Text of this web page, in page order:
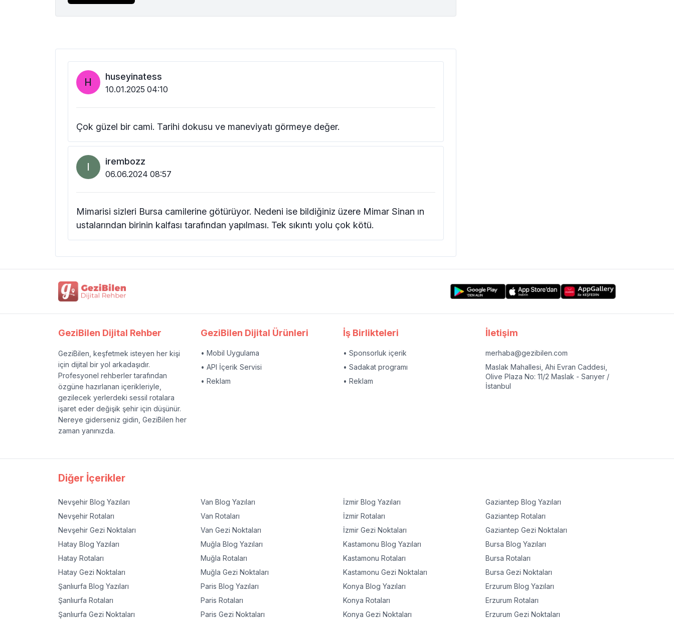
H huseyinatess
10.01.2025 04:10
Çok güzel bir cami. Tarihi dokusu ve maneviyatı görmeye değer.
I irembozz
06.06.2024 08:57
Mimarisi sizleri Bursa camilerine götürüyor. Nedeni ise bildiğiniz üzere Mimar Sinan ın
ustalarından birinin kalfası tarafından yapılması. Tek sıkıntı yolu çok kötü.
GeziBilen Dijital Rehber
GeziBilen, keşfetmek isteyen her kişi
için dijital bir yol arkadaşıdır.
Profesyonel rehberler tarafından
özgüne hazırlanan içerikleriyle,
gezilecek yerlerdeki sessil rotalara
işaret eder değişik şehir için düşünür.
Nereye giderseniz gidin, GeziBilen her
zaman yanınızda.
GeziBilen Dijital Ürünleri
• Mobil Uygulama
• API İçerik Servisi
• Reklam
İş Birlikteleri
• Sponsorluk içerik
• Sadakat programı
• Reklam
İletişim
merhaba@gezibilen.com
Maslak Mahallesi, Ahi Evran Caddesi,
Olive Plaza No: 11/2 Maslak - Sarıyer /
İstanbul
Diğer İçerikler
Nevşehir Blog Yazıları
Nevşehir Rotaları
Nevşehir Gezi Noktaları
Hatay Blog Yazıları
Hatay Rotaları
Hatay Gezi Noktaları
Şanlıurfa Blog Yazıları
Şanlıurfa Rotaları
Şanlıurfa Gezi Noktaları
Van Blog Yazıları
Van Rotaları
Van Gezi Noktaları
Muğla Blog Yazıları
Muğla Rotaları
Muğla Gezi Noktaları
Paris Blog Yazıları
Paris Rotaları
Paris Gezi Noktaları
İzmir Blog Yazıları
İzmir Rotaları
İzmir Gezi Noktaları
Kastamonu Blog Yazıları
Kastamonu Rotaları
Kastamonu Gezi Noktaları
Konya Blog Yazıları
Konya Rotaları
Konya Gezi Noktaları
Gaziantep Blog Yazıları
Gaziantep Rotaları
Gaziantep Gezi Noktaları
Bursa Blog Yazıları
Bursa Rotaları
Bursa Gezi Noktaları
Erzurum Blog Yazıları
Erzurum Rotaları
Erzurum Gezi Noktaları